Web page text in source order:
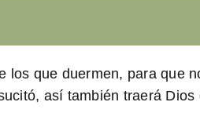
los que duermen, para que
así también traerá